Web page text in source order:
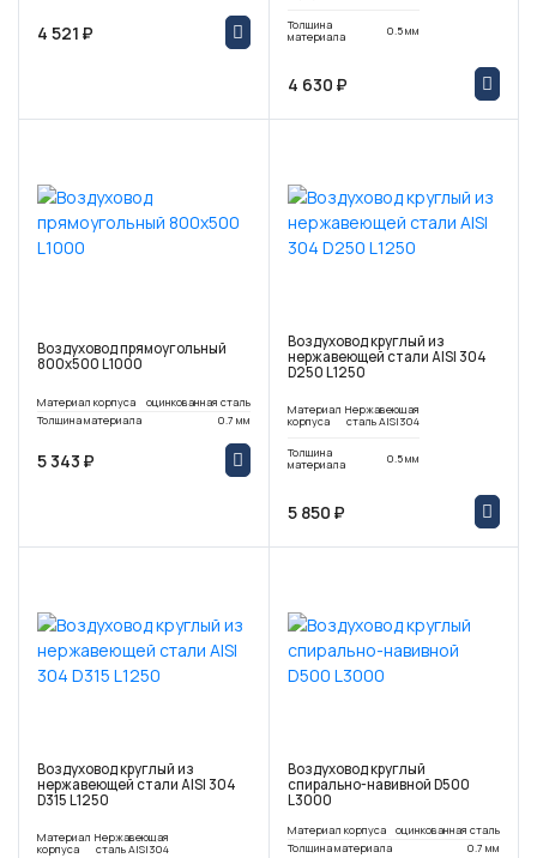
4 521 ₽
Толщина
материала 0.5 мм
4 630 ₽
Воздуховод прямоугольный
800х500 L1000
Материал корпуса
оцинкованная сталь
Толщина материала
0.7 мм
5 343 ₽
Воздуховод круглый из
нержавеющей стали AISI 304
D250 L1250
Материал
корпуса
Нержавеющая
сталь AISI304
Толщина
материала 0.5 мм
5 850 ₽
Воздуховод круглый из
нержавеющей стали AISI 304
D315 L1250
Материал
корпуса
Нержавеющая
сталь AISI304
Воздуховод круглый
спирально-навивной D500
L3000
Материал корпуса
оцинкованная сталь
Толщина материала
0.7 мм